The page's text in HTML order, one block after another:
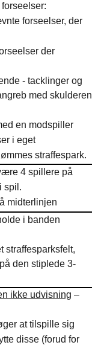
forseelser, der
der
- tacklinger og
med skulderen
en modspiller
i eget
straffespark.
4 spillere på
spil.
midterlinjen
i banden
straffesparksfelt,
den stiplede 3-
ikke udvisning –
at tilspille sig
disse (forud for